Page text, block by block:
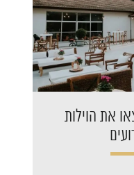
את הוילות